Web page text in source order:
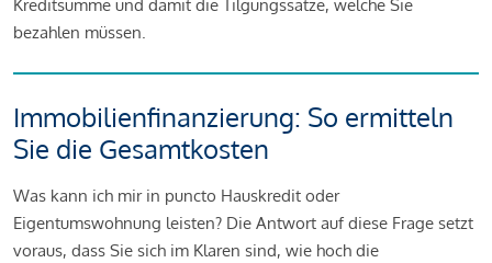
Kreditsumme und damit die Tilgungssätze, welche Sie
bezahlen müssen.
Immobilienfinanzierung: So ermitteln
Sie die Gesamtkosten
Was kann ich mir in puncto Hauskredit oder
Eigentumswohnung leisten? Die Antwort auf diese Frage setzt
voraus, dass Sie sich im Klaren sind, wie hoch die